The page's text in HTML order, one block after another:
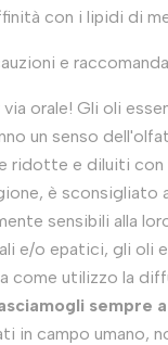
con i lipidi di
e
orale! Gli oli
un senso
ridotte e diluiti con
è
sensibili alla
e/o epatici, gli oli
come utilizzo la
sempre
in campo umano,